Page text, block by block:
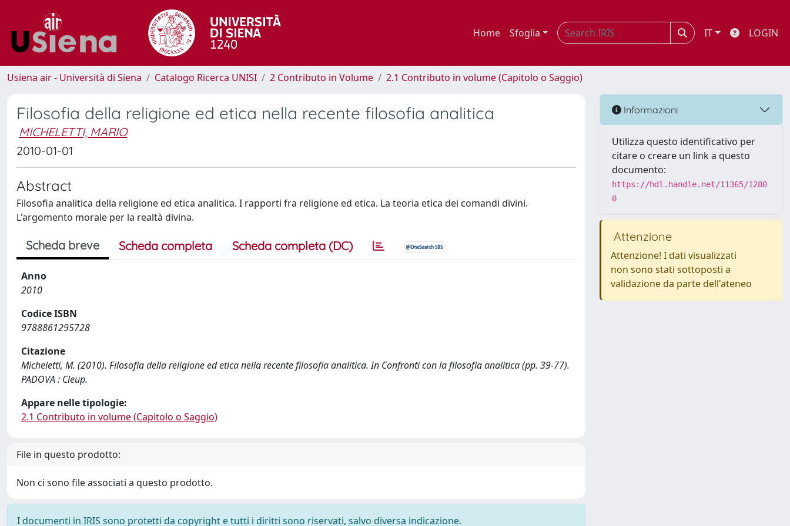
Home Sfoglia IT LOGIN
Usiena air - Università di Siena Catalogo Ricerca UNISI 2 Contributo in Volume 2.1 Contributo in volume (Capitolo o Saggio)
Filosofia della religione ed etica nella recente filosofia analitica
MICHELETTI, MARIO
2010-01-01
Abstract
Filosofia analitica della religione ed etica analitica. I rapporti fra religione ed etica. La teoria etica dei comandi divini.
L'argomento morale per la realtà divina.
Scheda breve Scheda completa Scheda completa (DC)
Anno
2010
Codice ISBN
9788861295728
Citazione
Micheletti, M. (2010). Filosofia della religione ed etica nella recente filosofia analitica. In Confronti con la filosofia analitica (pp. 39-77).
PADOVA : Cleup.
Appare nelle tipologie:
2.1 Contributo in volume (Capitolo o Saggio)
File in questo prodotto:
Non ci sono file associati a questo prodotto.
I documenti in IRIS sono protetti da copyright e tutti i diritti sono riservati, salvo diversa indicazione.
Informazioni
Utilizza questo identificativo per
citare o creare un link a questo
documento:
https://hdl.handle.net/11365/1280
0
Attenzione
Attenzione! I dati visualizzati
non sono stati sottoposti a
validazione da parte dell'ateneo